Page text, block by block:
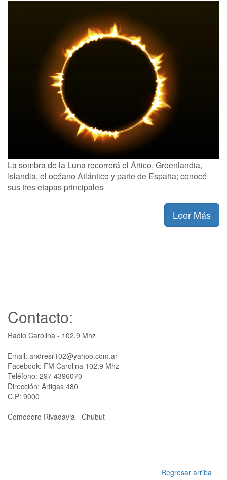
La sombra de la Luna recorrerá el Ártico, Groenlandia,
Islandia, el océano Atlántico y parte de España; conocé
sus tres etapas principales
Leer Más
Contacto:
Radio Carolina - 102.9 Mhz
Email: andresr102@yahoo.com.ar
Facebook: FM Carolina 102.9 Mhz
Teléfono: 297 4396070
Dirección: Artigas 480
C.P: 9000
Comodoro Rivadavia - Chubut
Regresar arriba